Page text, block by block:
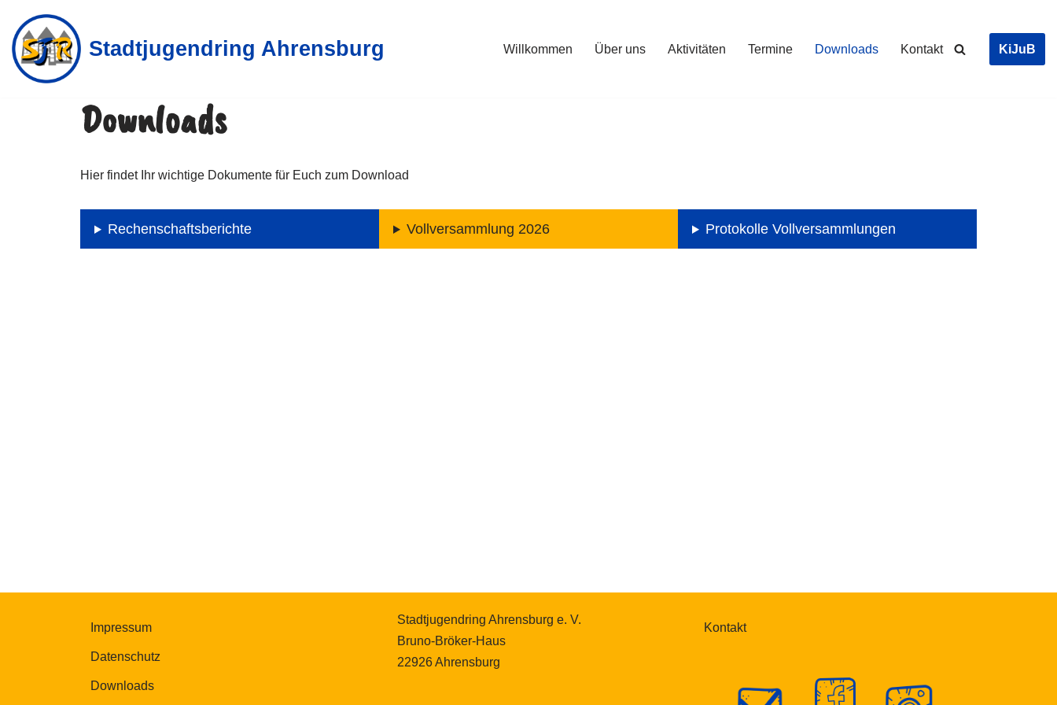
Zum
Inhalt
springen
Stadtjugendring Ahrensburg Willkommen Über uns Aktivitäten Termine Downloads Kontakt KiJuB
Downloads
Hier findet Ihr wichtige Dokumente für Euch zum Download
Rechenschaftsberichte Vollversammlung 2026 Protokolle Vollversammlungen
Impressum
Datenschutz
Downloads
Stadtjugendring Ahrensburg e. V.
Bruno-Bröker-Haus
22926 Ahrensburg
Kontakt